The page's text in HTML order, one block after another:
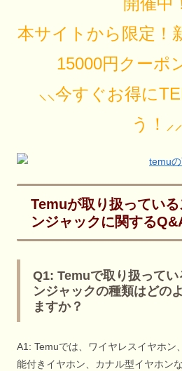
本サイトから限定！
15000円クーポ
⸜⸜今すぐお得に
う！⸝⸝
Temuが取り扱ってい
ンジャックに関する
Q1: Temuで取り扱って
ンジャックの種類はどの
ますか？
A1: Temuでは、ワイヤレスイヤホン
能付きイヤホン、カナル型イヤホン